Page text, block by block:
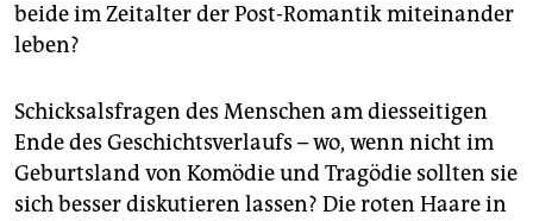
beide im Zeitalter der Post-Romantik miteinander
leben?
Schicksalsfragen des Menschen am diesseitigen
Ende des Geschichtsverlaufs – wo, wenn nicht im
Geburtsland von Komödie und Tragödie sollten sie
sich besser diskutieren lassen? Die roten Haare in